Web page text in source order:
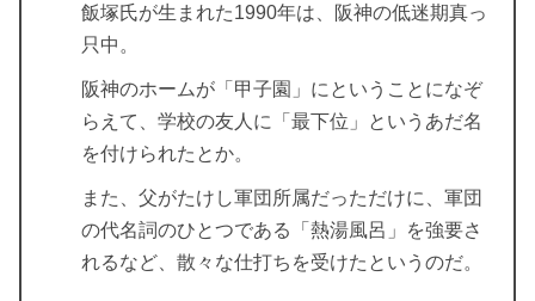
飯塚氏が生まれた1990年は、阪神の低迷期真っ
只中。
阪神のホームが「甲子園」にということになぞ
らえて、学校の友人に「 最下位 」というあだ名
を付けられたとか。
また、父がたけし軍団所属だっただけに、軍団
の代名詞のひとつである「 熱湯風呂 」を強要さ
れるなど、散々な仕打ちを受けたというのだ。